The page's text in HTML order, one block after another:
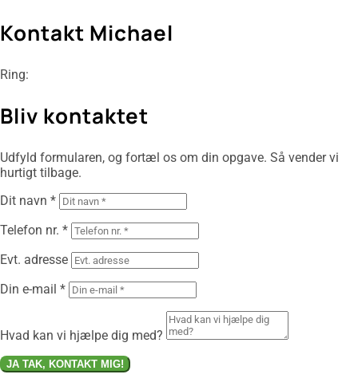
Kontakt Michael
Ring:
Bliv kontaktet
Udfyld formularen, og fortæl os om din opgave. Så vender vi
hurtigt tilbage.
Dit navn *
Telefon nr. *
Evt. adresse
Din e-mail *
Hvad kan vi hjælpe dig med?
JA TAK, KONTAKT MIG!